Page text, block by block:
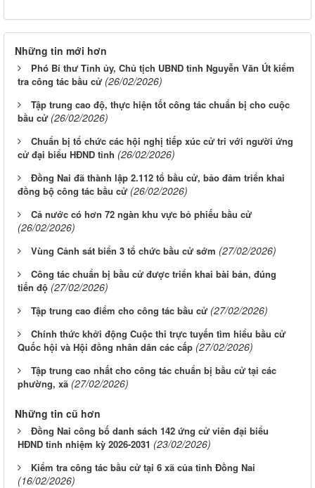
Những tin mới hơn
Phó Bí thư Tỉnh ủy, Chủ tịch UBND tỉnh Nguyễn Văn Út kiểm
tra công tác bầu cử (26/02/2026)
Tập trung cao độ, thực hiện tốt công tác chuẩn bị cho cuộc
bầu cử (26/02/2026)
Chuẩn bị tổ chức các hội nghị tiếp xúc cử tri với người ứng
cử đại biểu HĐND tỉnh (26/02/2026)
Đồng Nai đã thành lập 2.112 tổ bầu cử, bảo đảm triển khai
đồng bộ công tác bầu cử (26/02/2026)
Cả nước có hơn 72 ngàn khu vực bỏ phiếu bầu cử
(26/02/2026)
Vùng Cảnh sát biển 3 tổ chức bầu cử sớm (27/02/2026)
Công tác chuẩn bị bầu cử được triển khai bài bản, đúng
tiến độ (27/02/2026)
Tập trung cao điểm cho công tác bầu cử (27/02/2026)
Chính thức khởi động Cuộc thi trực tuyến tìm hiểu bầu cử
Quốc hội và Hội đồng nhân dân các cấp (27/02/2026)
Tập trung cao nhất cho công tác chuẩn bị bầu cử tại các
phường, xã (27/02/2026)
Những tin cũ hơn
Đồng Nai công bố danh sách 142 ứng cử viên đại biểu
HĐND tỉnh nhiệm kỳ 2026-2031 (23/02/2026)
Kiểm tra công tác bầu cử tại 6 xã của tỉnh Đồng Nai
(16/02/2026)